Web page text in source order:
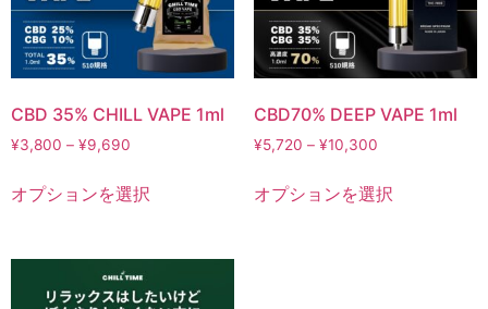
CBD 35% CHILL VAPE 1ml
¥3,800 – ¥9,690
オプションを選択
CBD70% DEEP VAPE 1ml
¥5,720 – ¥10,300
オプションを選択